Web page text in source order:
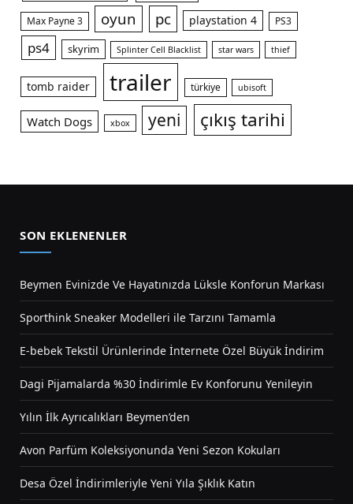
Max Payne 3 oyun pc playstation 4 PS3
ps4 skyrim Splinter Cell Blacklist star wars thief
tomb raider trailer türkiye ubisoft
Watch Dogs xbox yeni çıkış tarihi
SON EKLENENLER
Beymen Evinizde Ve Hayatınızda Lüksle Konforun Markası
Sporthink Sneaker Modelleri ile Tarzını Tamamla
E-bebek Tekstil Ürünlerinde İnternete Özel Büyük İndirim
Dagi Pijamalarda %30 İndirimle Ev Konforunu Yenileyin
Yılın İlk Ayrıcalıkları Beymen’den
Avon Parfüm Koleksiyonunda Yeni Sezon Kokuları
Desa Özel İndirimleriyle Yeni Yıla Şıklık Katın